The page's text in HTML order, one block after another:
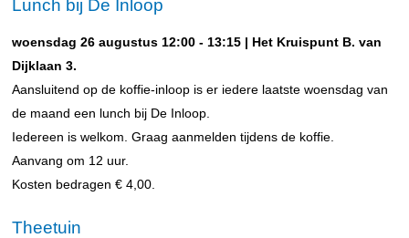
Lunch bij De Inloop
woensdag 26 augustus 12:00 - 13:15 | Het Kruispunt B. van
Dijklaan 3.
Aansluitend op de koffie-inloop is er iedere laatste woensdag van
de maand een lunch bij De Inloop.
Iedereen is welkom. Graag aanmelden tijdens de koffie.
Aanvang om 12 uur.
Kosten bedragen € 4,00.
Theetuin